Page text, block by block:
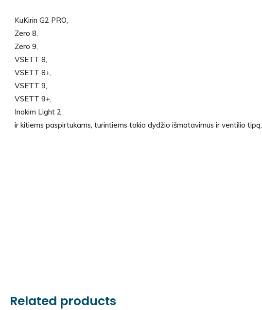
KuKirin G2 PRO,
Zero 8,
Zero 9,
VSETT 8,
VSETT 8+,
VSETT 9,
VSETT 9+,
Inokim Light 2
ir kitiems paspirtukams, turintiems tokio dydžio išmatavimus ir ventilio tipą.
Related products